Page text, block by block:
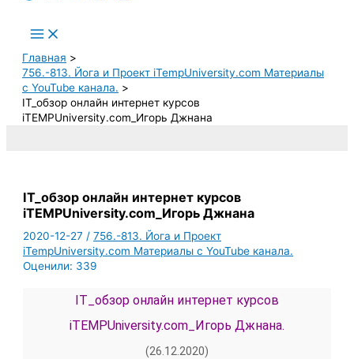
Main
Menu
Главная
756.-813. Йога и Проект iTempUniversity.com Материалы
с YouTube канала.
IT_обзор онлайн интернет курсов
iTEMPUniversity.com_Игорь Джнана
IT_обзор онлайн интернет курсов
iTEMPUniversity.com_Игорь Джнана
2020-12-27/756.-813. Йога и Проект
iTempUniversity.com Материалы с YouTube канала.
Оценили: 339
IT_обзор онлайн интернет курсов
iTEMPUniversity.com_Игорь Джнана.
(26.12.2020)